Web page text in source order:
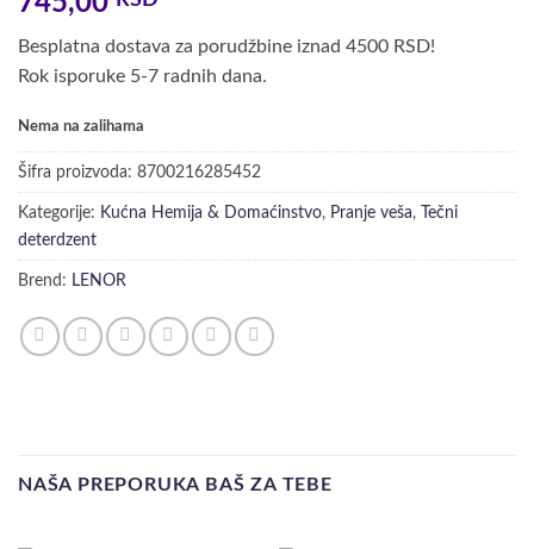
Besplatna dostava za porudžbine iznad 4500 RSD!
Rok isporuke 5-7 radnih dana.
Nema na zalihama
Šifra proizvoda: 8700216285452
Kategorije: Kućna Hemija & Domaćinstvo, Pranje veša, Tečni
deterdzent
Brend: LENOR
NAŠA PREPORUKA BAŠ ZA TEBE